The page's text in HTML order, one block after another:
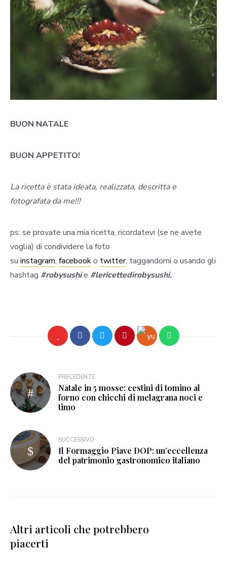
BUON NATALE
BUON APPETITO!
La ricetta è stata ideata, realizzata, descritta e
fotografata da me!!!
ps: se provate una mia ricetta, ricordatevi (se ne avete
voglia) di condividere la foto
su instagram, facebooko twitter, taggandomi o usando gli
hashtag #robysushie #lericettedirobysushi.
PRECEDENTE
Natale in 5 mosse: cestini di tomino al
forno con chicchi di melagrana noci e
timo
SUCCESSIVO
Il Formaggio Piave DOP: un’eccellenza
del patrimonio gastronomico italiano
Altri articoli che potrebbero
piacerti